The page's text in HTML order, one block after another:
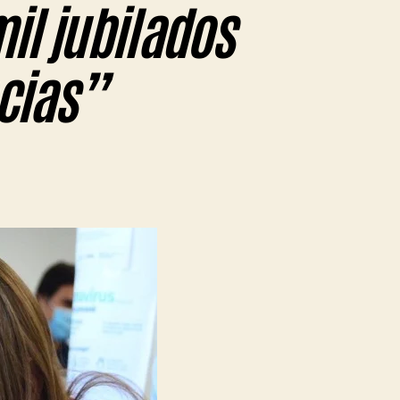
jubilados